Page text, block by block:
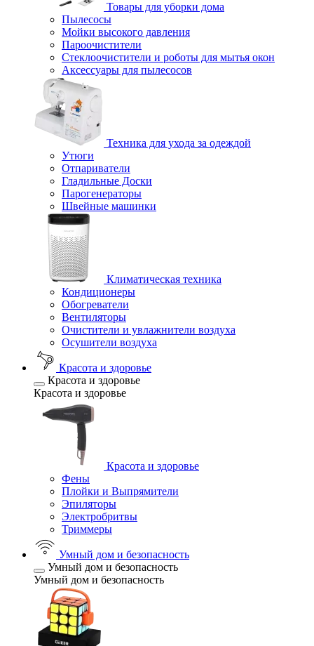
Товары для уборки дома
Пылесосы
Мойки высокого давления
Пароочистители
Стеклоочистители и роботы для мытья окон
Аксессуары для пылесосов
Техника для ухода за одеждой
Утюги
Отпариватели
Гладильные Доски
Парогенераторы
Швейные машинки
Климатическая техника
Кондиционеры
Обогреватели
Вентиляторы
Очистители и увлажнители воздуха
Осушители воздуха
Красота и здоровье
Красота и здоровье
Красота и здоровье
Красота и здоровье
Фены
Плойки и Выпрямители
Эпиляторы
Электробритвы
Триммеры
Умный дом и безопасность
Умный дом и безопасность
Умный дом и безопасность